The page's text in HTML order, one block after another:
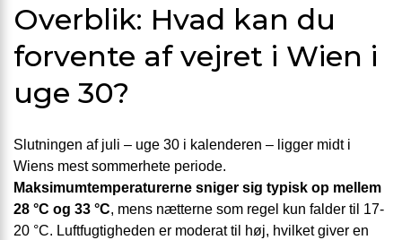
Overblik: Hvad kan du
forvente af vejret i Wien i
uge 30?
Slutningen af juli – uge 30 i kalenderen – ligger midt i
Wiens mest sommerhete periode.
Maksimumtemperaturerne sniger sig typisk op mellem
28 °C og 33 °C, mens nætterne som regel kun falder til 17-
20 °C. Luftfugtigheden er moderat til høj, hvilket giver en